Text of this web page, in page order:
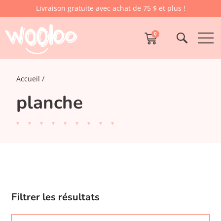
Livraison gratuite avec achat de 75 $ et plus !
0
Accueil
planche
Filtrer les résultats